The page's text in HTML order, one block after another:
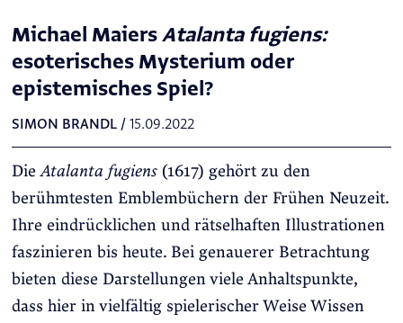
Michael MaiersAtalanta fugiens:
esoterisches Mysterium oder
epistemisches Spiel?
SIMON BRANDL/ 15.09.2022
DieAtalanta fugiens(1617) gehört zu den
berühmtesten Emblembüchern der Frühen Neuzeit.
Ihre eindrücklichen und rätselhaften Illustrationen
faszinieren bis heute. Bei genauerer Betrachtung
bieten diese Darstellungen viele Anhaltspunkte,
dass hier in vielfältig spielerischer Weise Wissen